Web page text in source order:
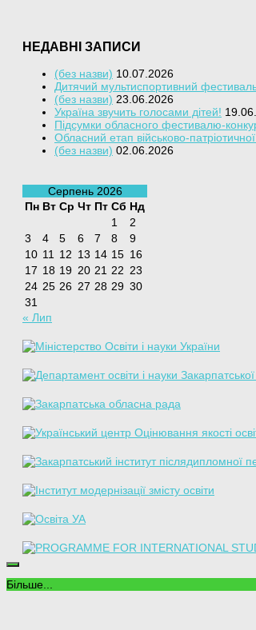
НЕДАВНІ ЗАПИСИ
(без назви) 10.07.2026
Дитячий мультиспортивний
(без назви) 23.06.2026
Україна звучить голосами дітей!
Підсумки обласного фестивалю-
Обласний етап військово-
(без назви) 02.06.2026
Серпень 2026
Пн Вт Ср Чт Пт Сб Нд
1
2
3
4 5 6 7 8
9
10 11 12 13 14 15 16
17 18 19 20 21 22 23
24 25 26 27 28 29 30
31
« Лип
Більше...